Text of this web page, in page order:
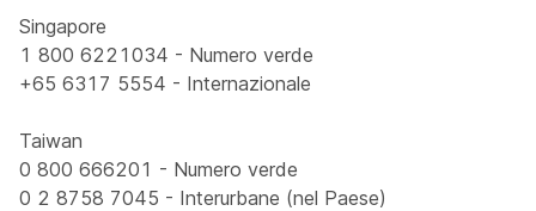
Singapore
1 800 6221034 - Numero verde
+65 6317 5554 - Internazionale
Taiwan
0 800 666201 - Numero verde
0 2 8758 7045 - Interurbane (nel Paese)